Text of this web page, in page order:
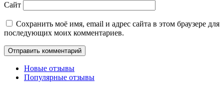
Сайт
Сохранить моё имя, email и адрес сайта в этом браузере для
последующих моих комментариев.
Новые отзывы
Популярные отзывы